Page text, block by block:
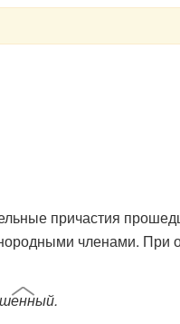
причастия
членами. При
енный.